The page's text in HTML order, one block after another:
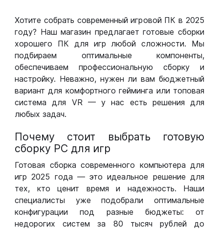
Хотите собрать современный игровой ПК в 2025
году? Наш магазин предлагает готовые сборки
хорошего ПК для игр любой сложности. Мы
подбираем оптимальные компоненты,
обеспечиваем профессиональную сборку и
настройку. Неважно, нужен ли вам бюджетный
вариант для комфортного гейминга или топовая
система для VR — у нас есть решения для
любых задач.
Почему стоит выбрать готовую
сборку РС для игр
Готовая сборка современного компьютера для
игр 2025 года — это идеальное решение для
тех, кто ценит время и надежность. Наши
специалисты уже подобрали оптимальные
конфигурации под разные бюджеты: от
недорогих систем за 80 тысяч рублей до